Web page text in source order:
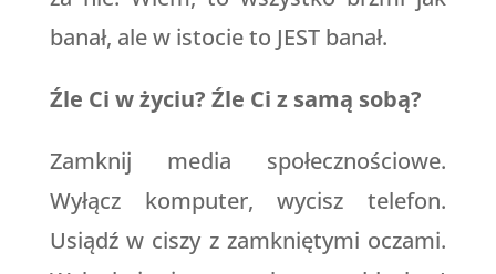
banał, ale w istocie to JEST banał.
Źle Ci w życiu? Źle Ci z samą sobą?
Zamknij media społecznościowe.
Wyłącz komputer, wycisz telefon.
Usiądź w ciszy z zamkniętymi oczami.